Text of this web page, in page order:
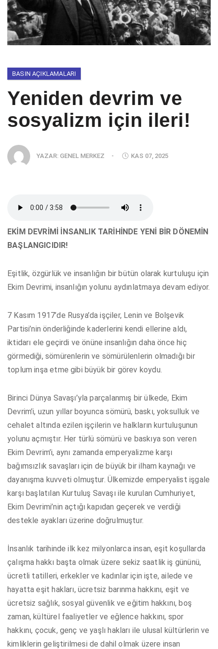
BASIN AÇIKLAMALARI
Yeniden devrim ve
sosyalizm için ileri!
YAZAR: GENEL MERKEZ - KAS 07, 2025
EKİM DEVRİMİ İNSANLIK TARİHİNDE YENİ BİR DÖNEMİN
BAŞLANGICIDIR!
Eşitlik, özgürlük ve insanlığın bir bütün olarak kurtuluşu için
Ekim Devrimi, insanlığın yolunu aydınlatmaya devam ediyor.
7 Kasım 1917’de Rusya’da işçiler, Lenin ve Bolşevik
Partisi’nin önderliğinde kaderlerini kendi ellerine aldı,
iktidarı ele geçirdi ve önüne insanlığın daha önce hiç
görmediği, sömürenlerin ve sömürülenlerin olmadığı bir
toplum inşa etme gibi büyük bir görev koydu.
Birinci Dünya Savaşı’yla parçalanmış bir ülkede, Ekim
Devrim’i, uzun yıllar boyunca sömürü, baskı, yoksulluk ve
cehalet altında ezilen işçilerin ve halkların kurtuluşunun
yolunu açmıştır. Her türlü sömürü ve baskıya son veren
Ekim Devrim’i, aynı zamanda emperyalizme karşı
bağımsızlık savaşları için de büyük bir ilham kaynağı ve
dayanışma kuvveti olmuştur. Ülkemizde emperyalist işgale
karşı başlatılan Kurtuluş Savaşı ile kurulan Cumhuriyet,
Ekim Devrimi’nin açtığı kapıdan geçerek ve verdiği
destekle ayakları üzerine doğrulmuştur.
İnsanlık tarihinde ilk kez milyonlarca insan, eşit koşullarda
çalışma hakkı başta olmak üzere sekiz saatlik iş gününü,
ücretli tatilleri, erkekler ve kadınlar için işte, ailede ve
hayatta eşit hakları, ücretsiz barınma hakkını, eşit ve
ücretsiz sağlık, sosyal güvenlik ve eğitim hakkını, boş
zaman, kültürel faaliyetler ve eğlence hakkını, spor
hakkını, çocuk, genç ve yaşlı hakları ile ulusal kültürlerin ve
kimliklerin geliştirilmesi de dahil olmak üzere insan